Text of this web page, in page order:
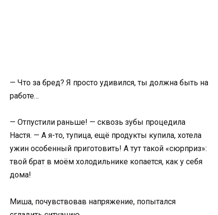
— Что за бред? Я просто удивился, ты должна быть на
работе…
— Отпустили раньше! — сквозь зубы процедила
Настя. — А я-то, тупица, ещё продукты купила, хотела
ужин особенный приготовить! А тут такой «сюрприз»:
твой брат в моём холодильнике копается, как у себя
дома!
Миша, почувствовав напряжение, попытался